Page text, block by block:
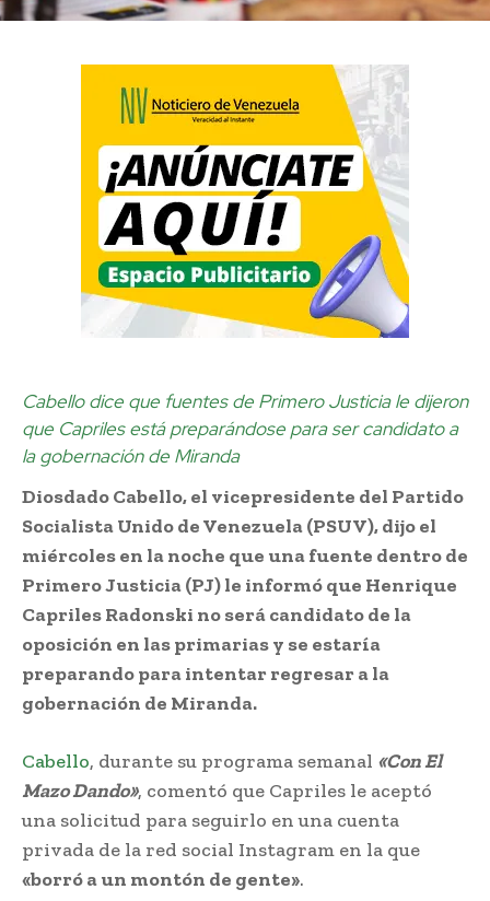
Cabello dice que fuentes de Primero Justicia le dijeron
que Capriles está preparándose para ser candidato a
la gobernación de Miranda
Diosdado Cabello, el vicepresidente del Partido
Socialista Unido de Venezuela (PSUV), dijo el
miércoles en la noche que una fuente dentro de
Primero Justicia (PJ) le informó que Henrique
Capriles Radonski no será candidato de la
oposición en las primarias y se estaría
preparando para intentar regresar a la
gobernación de Miranda.
Cabello, durante su programa semanal «Con El
Mazo Dando», comentó que Capriles le aceptó
una solicitud para seguirlo en una cuenta
privada de la red social Instagram en la que
«borró a un montón de gente».